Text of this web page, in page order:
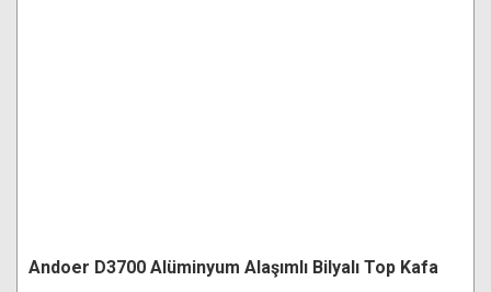
Andoer D3700 Alüminyum Alaşımlı Bilyalı Top Kafa